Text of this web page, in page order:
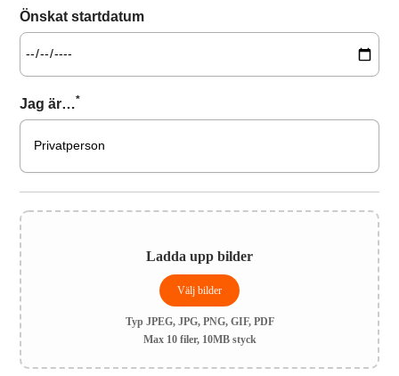
Önskat startdatum
Jag är…*
Ladda upp bilder
Välj bilder
Typ JPEG, JPG, PNG, GIF, PDF
Max 10 filer, 10MB styck